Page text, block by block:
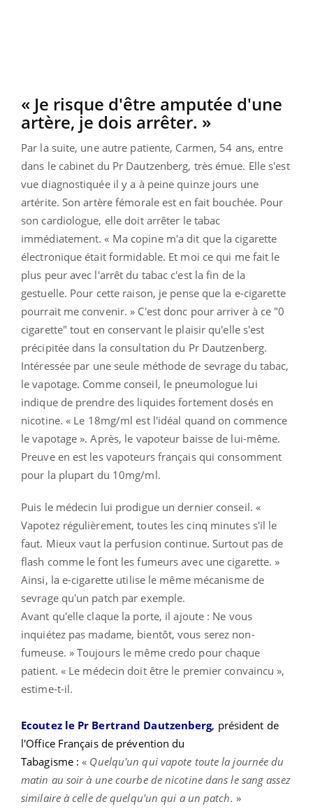
« Je risque d'être amputée d'une
artère, je dois arrêter. »
Par la suite, une autre patiente, Carmen, 54 ans, entre
dans le cabinet du Pr Dautzenberg, très émue. Elle s'est
vue diagnostiquée il y a à peine quinze jours une
artérite. Son artère fémorale est en fait bouchée. Pour
son cardiologue, elle doit arrêter le tabac
immédiatement. « Ma copine m'a dit que la cigarette
électronique était formidable. Et moi ce qui me fait le
plus peur avec l'arrêt du tabac c'est la fin de la
gestuelle. Pour cette raison, je pense que la e-cigarette
pourrait me convenir. » C'est donc pour arriver à ce "0
cigarette" tout en conservant le plaisir qu'elle s'est
précipitée dans la consultation du Pr Dautzenberg.
Intéressée par une seule méthode de sevrage du tabac,
le vapotage. Comme conseil, le pneumologue lui
indique de prendre des liquides fortement dosés en
nicotine. « Le 18mg/ml est l'idéal quand on commence
le vapotage ». Après, le vapoteur baisse de lui-même.
Preuve en est les vapoteurs français qui consomment
pour la plupart du 10mg/ml.
Puis le médecin lui prodigue un dernier conseil. «
Vapotez régulièrement, toutes les cinq minutes s'il le
faut. Mieux vaut la perfusion continue. Surtout pas de
flash comme le font les fumeurs avec une cigarette.»
Ainsi, la e-cigarette utilise le même mécanisme de
sevrage qu'un patch par exemple.
Avant qu'elle claque la porte, il ajoute : Ne vous
inquiétez pas madame, bientôt, vous serez non-
fumeuse. » Toujours le même credo pour chaque
patient. « Le médecin doit être le premier convaincu »,
estime-t-il.
Ecoutez le Pr Bertrand Dautzenberg, président de
l'Office Français de prévention du
Tabagisme : « Quelqu'un qui vapote toute la journée du
matin au soir à une courbe de nicotine dans le sang assez
similaire à celle de quelqu'un qui a un patch. »